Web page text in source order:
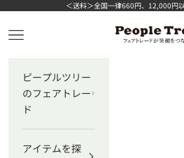
コンテンツへスキップ＜送料＞全国一律660円、12,000円
ピープルツリ
メニューを開く
ピープルツリー
のフェアトレー
ド
アイテムを探